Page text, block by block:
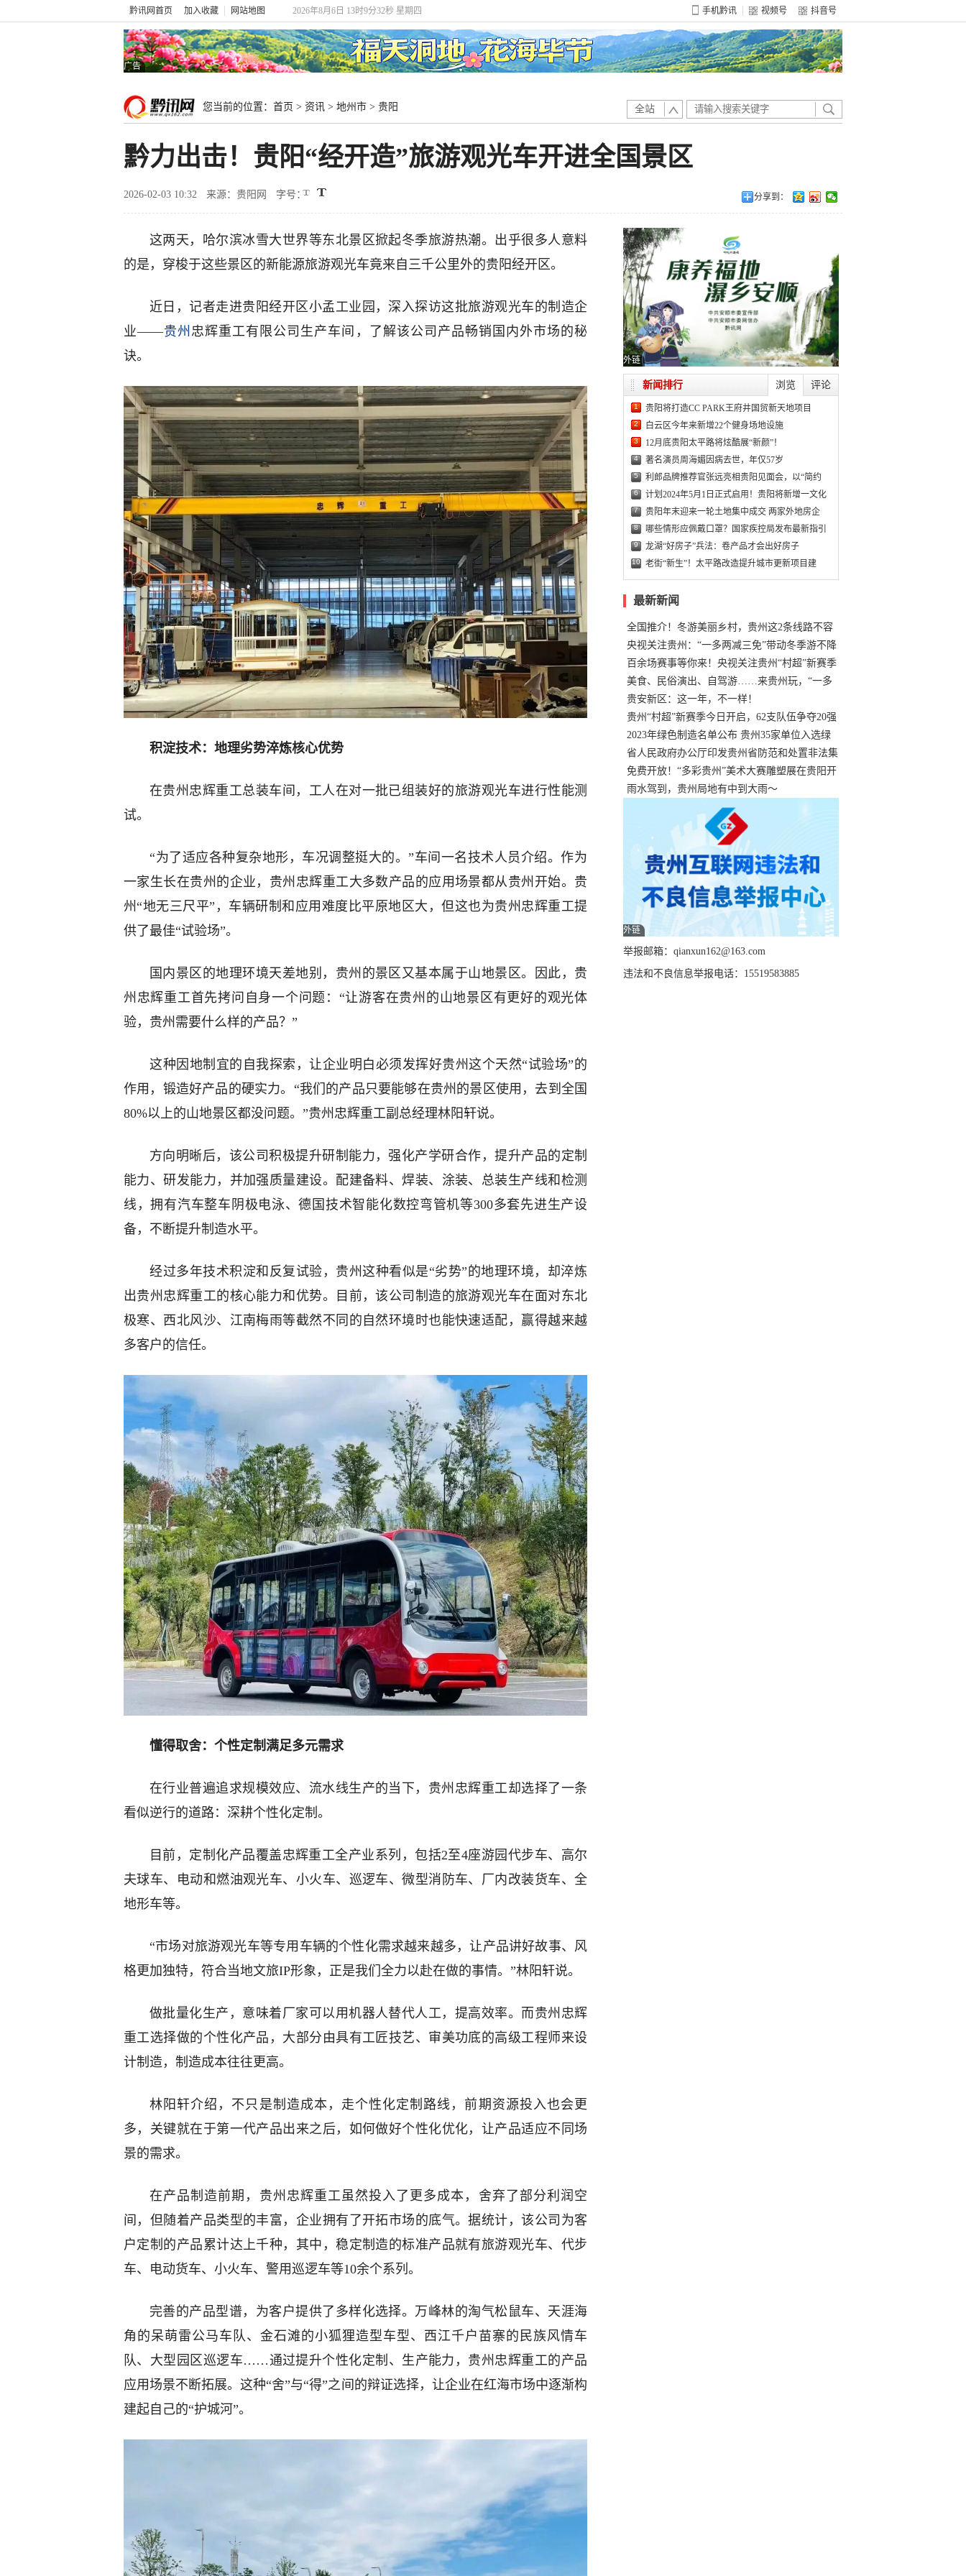
黔讯网首页 加入收藏 网站地图 2026年8月6日 13时9分33秒 星期四 手机黔讯 视频号 抖音号
广告
您当前的位置： 首页 > 资讯 > 地州市 > 贵阳 全站
黔力出击！贵阳“经开造”旅游观光车开进全国景区
2026-02-03 10:32 来源：贵阳网 字号： 分享到：
这两天，哈尔滨冰雪大世界等东北景区掀起冬季旅游热潮。出乎很多人意料
的是，穿梭于这些景区的新能源旅游观光车竟来自三千公里外的贵阳经开区。
近日，记者走进贵阳经开区小孟工业园，深入探访这批旅游观光车的制造企
业——贵州 忠辉重工有限公司生产车间，了解该公司产品畅销国内外市场的秘
诀。
积淀技术：地理劣势淬炼核心优势
在贵州忠辉重工总装车间，工人在对一批已组装好的旅游观光车进行性能测
试。
“为了适应各种复杂地形，车况调整挺大的。”车间一名技术人员介绍。作为
一家生长在贵州的企业，贵州忠辉重工大多数产品的应用场景都从贵州开始。贵
州“地无三尺平”，车辆研制和应用难度比平原地区大，但这也为贵州忠辉重工提
供了最佳“试验场”。
国内景区的地理环境天差地别，贵州的景区又基本属于山地景区。因此，贵
州忠辉重工首先拷问自身一个问题：“让游客在贵州的山地景区有更好的观光体
验，贵州需要什么样的产品？”
这种因地制宜的自我探索，让企业明白必须发挥好贵州这个天然“试验场”的
作用，锻造好产品的硬实力。“我们的产品只要能够在贵州的景区使用，去到全国
80%以上的山地景区都没问题。”贵州忠辉重工副总经理林阳轩说。
方向明晰后，该公司积极提升研制能力，强化产学研合作，提升产品的定制
能力、研发能力，并加强质量建设。配建备料、焊装、涂装、总装生产线和检测
线，拥有汽车整车阴极电泳、德国技术智能化数控弯管机等300多套先进生产设
备，不断提升制造水平。
经过多年技术积淀和反复试验，贵州这种看似是“劣势”的地理环境，却淬炼
出贵州忠辉重工的核心能力和优势。目前，该公司制造的旅游观光车在面对东北
极寒、西北风沙、江南梅雨等截然不同的自然环境时也能快速适配，赢得越来越
多客户的信任。
懂得取舍：个性定制满足多元需求
在行业普遍追求规模效应、流水线生产的当下，贵州忠辉重工却选择了一条
看似逆行的道路：深耕个性化定制。
目前，定制化产品覆盖忠辉重工全产业系列，包括2至4座游园代步车、高尔
夫球车、电动和燃油观光车、小火车、巡逻车、微型消防车、厂内改装货车、全
地形车等。
“市场对旅游观光车等专用车辆的个性化需求越来越多，让产品讲好故事、风
格更加独特，符合当地文旅IP形象，正是我们全力以赴在做的事情。”林阳轩说。
做批量化生产，意味着厂家可以用机器人替代人工，提高效率。而贵州忠辉
重工选择做的个性化产品，大部分由具有工匠技艺、审美功底的高级工程师来设
计制造，制造成本往往更高。
林阳轩介绍，不只是制造成本，走个性化定制路线，前期资源投入也会更
多，关键就在于第一代产品出来之后，如何做好个性化优化，让产品适应不同场
景的需求。
在产品制造前期，贵州忠辉重工虽然投入了更多成本，舍弃了部分利润空
间，但随着产品类型的丰富，企业拥有了开拓市场的底气。据统计，该公司为客
户定制的产品累计达上千种，其中，稳定制造的标准产品就有旅游观光车、代步
车、电动货车、小火车、警用巡逻车等10余个系列。
完善的产品型谱，为客户提供了多样化选择。万峰林的淘气松鼠车、天涯海
角的呆萌雷公马车队、金石滩的小狐狸造型车型、西江千户苗寨的民族风情车
队、大型园区巡逻车……通过提升个性化定制、生产能力，贵州忠辉重工的产品
应用场景不断拓展。这种“舍”与“得”之间的辩证选择，让企业在红海市场中逐渐构
建起自己的“护城河”。
外链
浏览 评论
新闻排行
1 贵阳将打造CC PARK王府井国贸新天地项目
2 白云区今年来新增22个健身场地设施
3 12月底贵阳太平路将炫酷展“新颜”！
4 著名演员周海媚因病去世，年仅57岁
5 利郎品牌推荐官张远亮相贵阳见面会，以“简约
6 计划2024年5月1日正式启用！贵阳将新增一文化
7 贵阳年末迎来一轮土地集中成交 两家外地房企
8 哪些情形应佩戴口罩？国家疾控局发布最新指引
9 龙湖“好房子”兵法：卷产品才会出好房子
10 老街“新生”！太平路改造提升城市更新项目建
最新新闻
全国推介！冬游美丽乡村，贵州这2条线路不容
错过
央视关注贵州：“一多两减三免”带动冬季游不降
温
百余场赛事等你来！央视关注贵州“村超”新赛季
正式“打响”
美食、民俗演出、自驾游……来贵州玩，“一多
两减三免”！
贵安新区：这一年，不一样！
贵州“村超”新赛季今日开启，62支队伍争夺20强
名额
2023年绿色制造名单公布 贵州35家单位入选绿
色工厂
省人民政府办公厅印发贵州省防范和处置非法集
资工作实施细则
免费开放！“多彩贵州”美术大赛雕塑展在贵阳开
展，持续至1月19日
雨水驾到，贵州局地有中到大雨～
外链
举报邮箱：qianxun162@163.com
违法和不良信息举报电话：15519583885